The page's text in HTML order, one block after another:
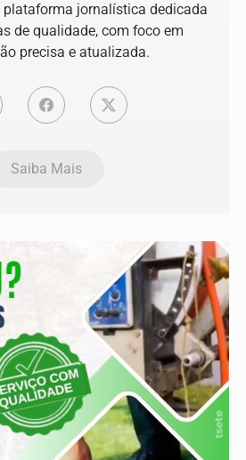
plataforma jornalística dedicada
de qualidade, com foco em
precisa e atualizada.
Saiba Mais